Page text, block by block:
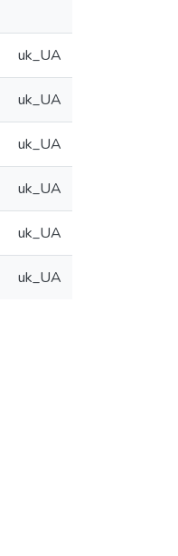
uk_UA
uk_UA
uk_UA
uk_UA
uk_UA
uk_UA